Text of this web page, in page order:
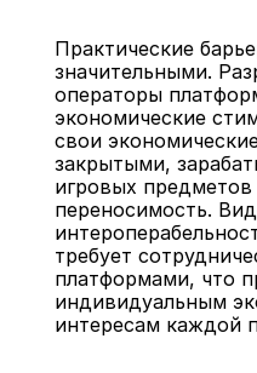
Практические
значительными.
операторы
экономические
свои
закрытыми,
игровых предметов
переносимость.
требует
платформами, что
индивидуальным
интересам каждой